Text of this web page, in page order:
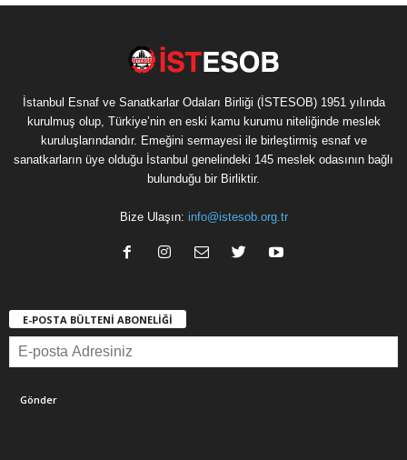
İstanbul Esnaf ve Sanatkarlar Odaları Birliği (İSTESOB) 1951 yılında
kurulmuş olup, Türkiye’nin en eski kamu kurumu niteliğinde meslek
kuruluşlarındandır. Emeğini sermayesi ile birleştirmiş esnaf ve
sanatkarların üye olduğu İstanbul genelindeki 145 meslek odasının bağlı
bulunduğu bir Birliktir.
Bize Ulaşın: info@istesob.org.tr
E-POSTA BÜLTENİ ABONELİĞİ